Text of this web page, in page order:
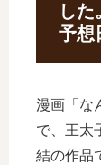
し
予想
漫画「な
で、王太
結の作品